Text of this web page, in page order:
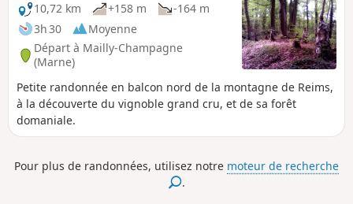
10,72 km
+158 m
-164 m
3h 30
Moyenne
Départ à Mailly-Champagne
(Marne)
Petite randonnée en balcon nord de la montagne de Reims,
à la découverte du vignoble grand cru, et de sa forêt
domaniale.
Pour plus de randonnées, utilisez notre moteur de recherche
.